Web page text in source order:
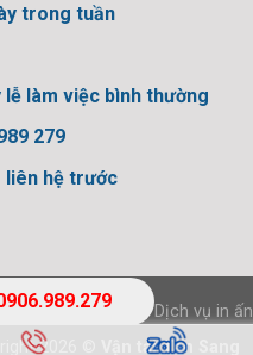
trong tuần
lễ làm việc bình thường
279
liên hệ trước
bởi Design Ngon -Dịch vụ in ấn
2026 ©
Vận tải Tấn Sang